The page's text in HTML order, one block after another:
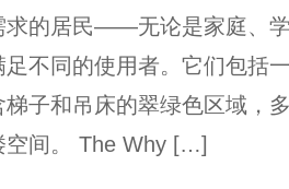
求的居民——无论是家庭、
不同的使用者。它们包括
子和吊床的翠绿色区域，
空间。 The Why […]